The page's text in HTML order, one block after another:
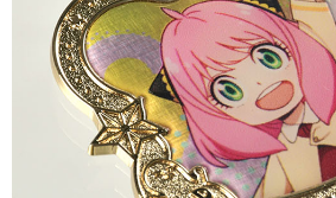
✈️ 海外配送